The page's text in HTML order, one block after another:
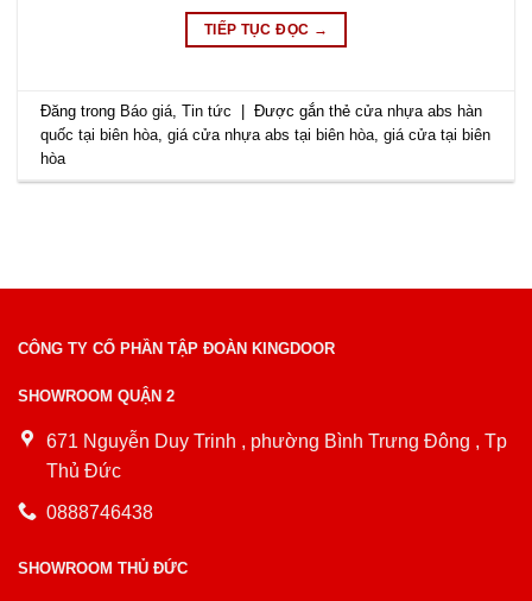
TIẾP TỤC ĐỌC →
Đăng trong Báo giá ,Tin tức | Được gắn thẻcửa nhựa abs hàn
quốc tại biên hòa ,giá cửa nhựa abs tại biên hòa ,giá cửa tại biên
hòa
CÔNG TY CỔ PHẦN TẬP ĐOÀN KINGDOOR
SHOWROOM QUẬN 2
671 Nguyễn Duy Trinh , phường Bình Trưng Đông , Tp
Thủ Đức
0888746438
SHOWROOM THỦ ĐỨC